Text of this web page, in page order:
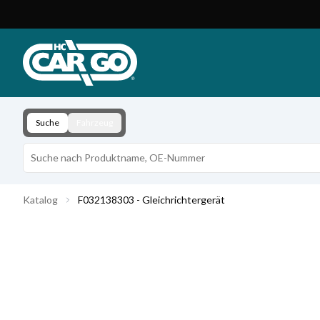
Download
Kontakt
Suche
Katalog F032138303 - Gleichrichtergerät